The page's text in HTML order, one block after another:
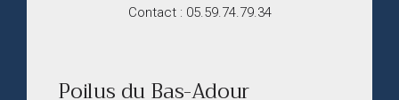
Contact : 05.59.74.79.34
Poilus du Bas-Adour